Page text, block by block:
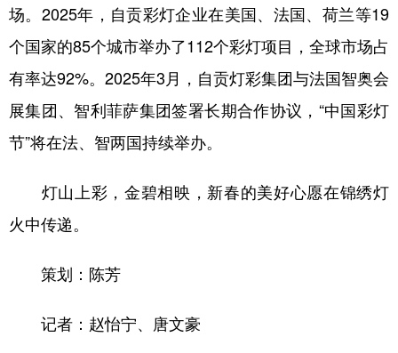
场。2025年，自贡彩灯企业在美国、法国、荷兰等19
个国家的85个城市举办了112个彩灯项目，全球市场占
有率达92%。2025年3月，自贡灯彩集团与法国智奥会
展集团、智利菲萨集团签署长期合作协议，“中国彩灯
节”将在法、智两国持续举办。
灯山上彩，金碧相映，新春的美好心愿在锦绣灯
火中传递。
策划：陈芳
记者：赵怡宁、唐文豪